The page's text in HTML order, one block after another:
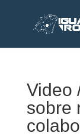
Video
sobre